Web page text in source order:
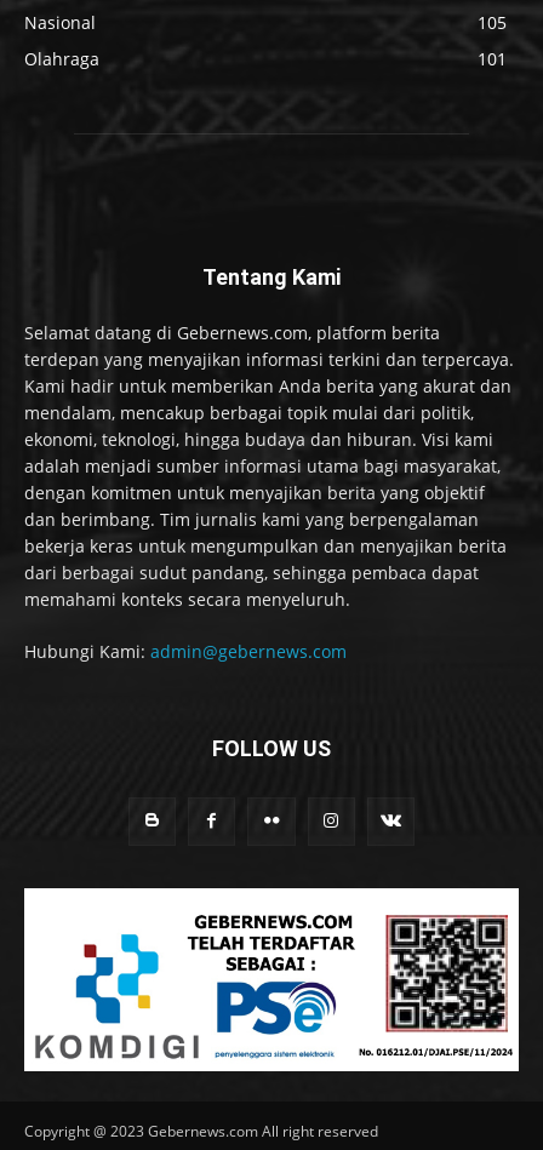
Nasional
105
Olahraga
101
Tentang Kami
Selamat datang di Gebernews.com, platform berita
terdepan yang menyajikan informasi terkini dan terpercaya.
Kami hadir untuk memberikan Anda berita yang akurat dan
mendalam, mencakup berbagai topik mulai dari politik,
ekonomi, teknologi, hingga budaya dan hiburan. Visi kami
adalah menjadi sumber informasi utama bagi masyarakat,
dengan komitmen untuk menyajikan berita yang objektif
dan berimbang. Tim jurnalis kami yang berpengalaman
bekerja keras untuk mengumpulkan dan menyajikan berita
dari berbagai sudut pandang, sehingga pembaca dapat
memahami konteks secara menyeluruh.
Hubungi Kami: admin@gebernews.com
FOLLOW US
Copyright @ 2023 Gebernews.com All right reserved